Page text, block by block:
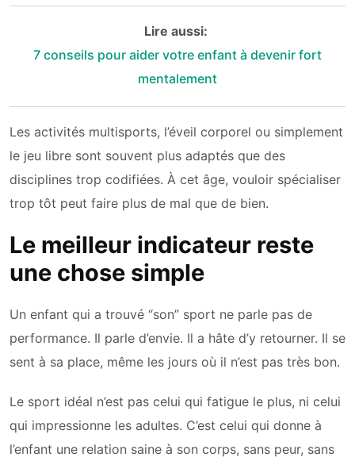
Lire aussi:
7 conseils pour aider votre enfant à devenir fort
mentalement
Les activités multisports, l’éveil corporel ou simplement
le jeu libre sont souvent plus adaptés que des
disciplines trop codifiées. À cet âge, vouloir spécialiser
trop tôt peut faire plus de mal que de bien.
Le meilleur indicateur reste
une chose simple
Un enfant qui a trouvé “son” sport ne parle pas de
performance. Il parle d’envie. Il a hâte d’y retourner. Il se
sent à sa place, même les jours où il n’est pas très bon.
Le sport idéal n’est pas celui qui fatigue le plus, ni celui
qui impressionne les adultes. C’est celui qui donne à
l’enfant une relation saine à son corps, sans peur, sans